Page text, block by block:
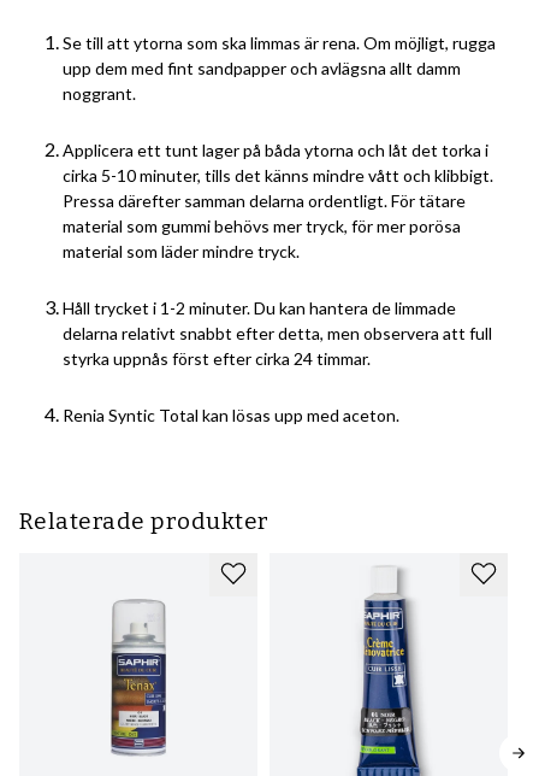
Se till att ytorna som ska limmas är rena. Om möjligt, rugga
upp dem med fint sandpapper och avlägsna allt damm
noggrant.
Applicera ett tunt lager på båda ytorna och låt det torka i
cirka 5-10 minuter, tills det känns mindre vått och klibbigt.
Pressa därefter samman delarna ordentligt. För tätare
material som gummi behövs mer tryck, för mer porösa
material som läder mindre tryck.
Håll trycket i 1-2 minuter. Du kan hantera de limmade
delarna relativt snabbt efter detta, men observera att full
styrka uppnås först efter cirka 24 timmar.
Renia Syntic Total kan lösas upp med aceton.
Relaterade produkter